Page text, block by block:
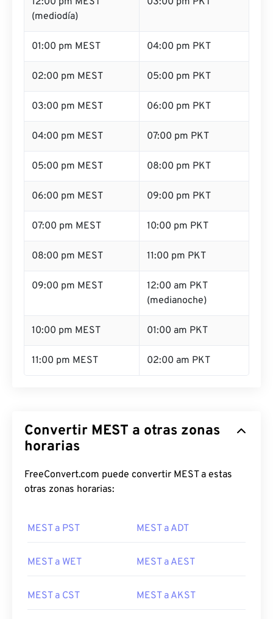
(mediodía)
01:00 pm MEST 04:00 pm PKT
02:00 pm MEST 05:00 pm PKT
03:00 pm MEST 06:00 pm PKT
04:00 pm MEST 07:00 pm PKT
05:00 pm MEST 08:00 pm PKT
06:00 pm MEST 09:00 pm PKT
07:00 pm MEST 10:00 pm PKT
08:00 pm MEST 11:00 pm PKT
09:00 pm MEST
12:00 am PKT
(medianoche)
10:00 pm MEST 01:00 am PKT
11:00 pm MEST 02:00 am PKT
Convertir MEST a otras zonas
horarias
FreeConvert.com puede convertir MEST a estas
otras zonas horarias:
MEST a PST MEST a ADT
MEST a WET MEST a AEST
MEST a CST MEST a AKST